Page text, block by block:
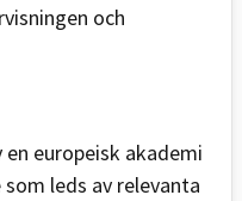
och
europeisk akademi
leds av relevanta